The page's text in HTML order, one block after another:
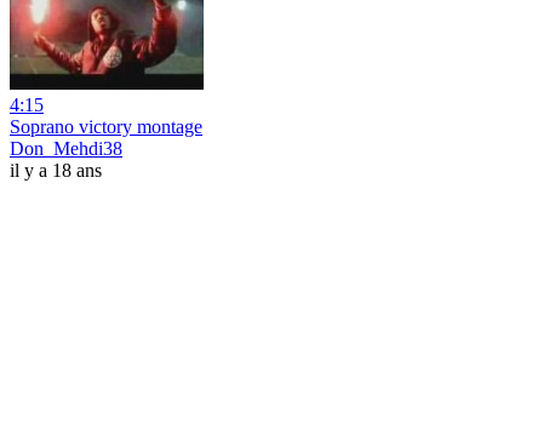
4:15
Soprano victory montage
Don_Mehdi38
il y a 18 ans